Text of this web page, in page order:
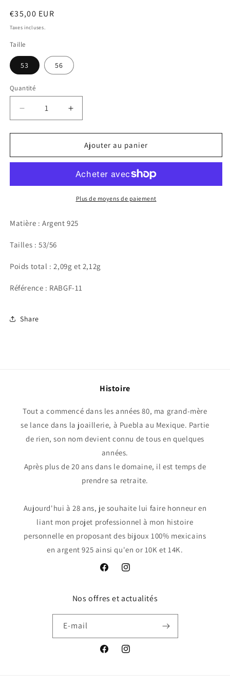
Prix
habituel
€35,00 EUR
Taxes incluses.
Taille
53 56
Quantité
Réduire
la
quantité
Bague
Augmenter
la
quantité
Bague
Ajouter au panier
Plus de moyens de paiement
Matière : Argent 925
Tailles : 53/56
Poids total : 2,09g et 2,12g
Référence : RABGF-11
Share
Histoire
Tout a commencé dans les années 80, ma grand-mère
se lance dans la joaillerie, à Puebla au Mexique. Partie
de rien, son nom devient connu de tous en quelques
années.
Après plus de 20 ans dans le domaine, il est temps de
prendre sa retraite.
Aujourd'hui à 28 ans, je souhaite lui faire honneur en
liant mon projet professionnel à mon histoire
personnelle en proposant des bijoux 100% mexicains
en argent 925 ainsi qu'en or 10K et 14K.
FacebookInstagram
Nos offres et actualités
E-mail
FacebookInstagram